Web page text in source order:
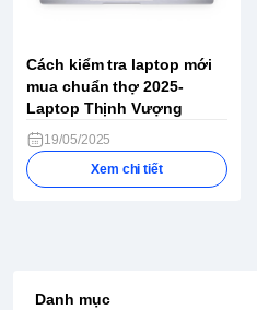
Cách kiểm tra laptop mới
mua chuẩn thợ 2025-
Laptop Thịnh Vượng
19/05/2025
Xem chi tiết
Danh mục